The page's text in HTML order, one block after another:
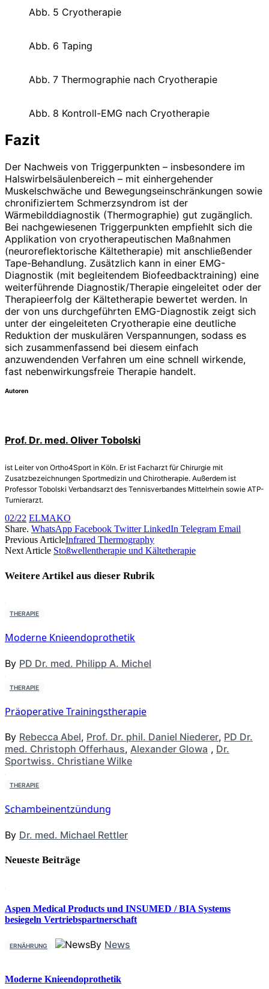
Abb. 5 Cryotherapie
Abb. 6 Taping
Abb. 7 Thermographie nach Cryotherapie
Abb. 8 Kontroll-EMG nach Cryotherapie
Fazit
Der Nachweis von Triggerpunkten – insbesondere im
Halswirbelsäulen­bereich – mit einhergehender
Muskelschwäche und Bewegungsein­schränkungen sowie
chronifiziertem Schmerzsyndrom ist der
Wärmebilddiagnostik (Thermographie) gut zugänglich.
Bei nachgewiesenen Triggerpunkten empfiehlt sich die
Applikation von cryo­therapeutischen Maßnahmen
(neuroreflektorische Kältetherapie) mit anschlie­ßender
Tape-Behandlung. Zusätzlich kann in einer EMG-
Diagnostik (mit begleitendem Biofeedbacktraining) eine
weiterführende Diagnostik/Therapie eingeleitet oder der
Therapieerfolg der Kältetherapie bewertet werden. In
der von uns durchgeführten EMG-Diag­nostik zeigt sich
unter der eingeleiteten Cryotherapie eine deutliche
Reduktion der muskulären Verspannungen, sodass es
sich zusammenfassend bei diesem einfach
anzuwendenden Verfahren um eine schnell wirkende,
fast nebenwirkungsfreie Therapie handelt.
Autoren
Prof. Dr. med. Oliver Tobolski
ist Leiter von Ortho4Sport in Köln. Er ist Facharzt für Chirurgie mit
Zusatzbezeichnungen Sportmedizin und Chirotherapie. Außerdem ist
Professor Tobolski Verbandsarzt des Tennisverbandes Mittelrhein sowie ATP-
Turnierarzt.
02/22 ELMAKO
Share. WhatsApp Facebook Twitter LinkedIn Telegram Email
Previous ArticleInfrared Thermography
Next Article Stoßwellentherapie und Kältetherapie
Weitere Artikel aus dieser Rubrik
THERAPIE
Moderne Knieendoprothetik
By PD Dr. med. Philipp A. Michel
THERAPIE
Präoperative Trainingstherapie
By Rebecca Abel, Prof. Dr. phil. Daniel Niederer, PD Dr.
med. Christoph Offerhaus, Alexander Glowa , Dr.
Sportwiss. Christiane Wilke
THERAPIE
Schambeinentzündung
By Dr. med. Michael Rettler
Neueste Beiträge
Aspen Medical Products und INSUMED / BIA Systems
besiegeln Vertriebspartnerschaft
ERNÄHRUNG By News
Moderne Knieendoprothetik